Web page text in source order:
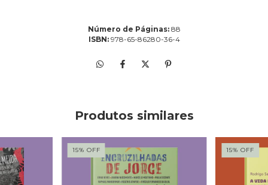
Número de Páginas: 88
ISBN: 978-65-86280-36-4
Produtos similares
15% OFF 15%OFF